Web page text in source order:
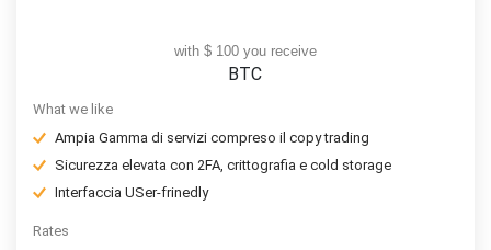
with $ 100 you receive
BTC
What we like
Ampia Gamma di servizi compreso il copy trading
Sicurezza elevata con 2FA, crittografia e cold storage
Interfaccia USer-frinedly
Rates